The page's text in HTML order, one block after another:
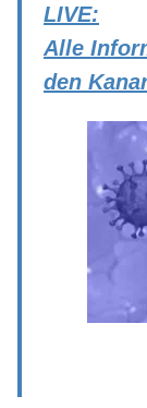
LIVE:
Alle
den